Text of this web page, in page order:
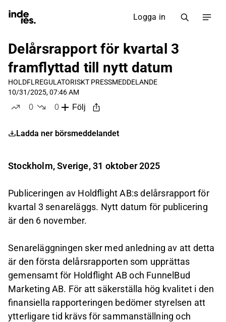
Logga in
Delårsrapport för kvartal 3
framflyttad till nytt datum
HOLDFL REGULATORISKT PRESSMEDDELANDE
10/31/2025, 07:46 AM
0
0
Följ
Ladda ner börsmeddelandet
Stockholm, Sverige, 31 oktober 2025
Publiceringen av Holdflight AB:s delårsrapport för
kvartal 3 senareläggs. Nytt datum för publicering
är den 6 november.
Senareläggningen sker med anledning av att detta
är den första delårsrapporten som upprättas
gemensamt för Holdflight AB och FunnelBud
Marketing AB. För att säkerställa hög kvalitet i den
finansiella rapporteringen bedömer styrelsen att
ytterligare tid krävs för sammanställning och